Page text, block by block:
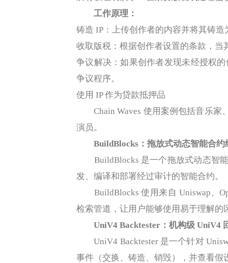
工作原理：
铸造 IP：上传创作者的内容并将其铸
收取版税：根据创作者设置的条款，当
争议解决：如果创作者发现未经授权
争议程序。
使用 IP 作为贷款抵押品
Chain Waves 使用案例包括音乐家
演员。
BuildBlocks：拖放式动态智能合约
BuildBlocks 是一个拖放式动态智能
发、编译和部署经过审计的智能合约。
BuildBlocks 使用来自 Uniswap、
检索管道，让用户能够使用易于理解
UniV4 Backtester：机构级 UniV4
UniV4 Backtester 是一个针对
事件（交换、铸造、销毁），并查看假